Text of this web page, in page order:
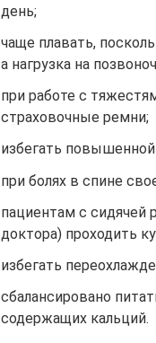
день;
чаще плавать,
а нагрузка на
при работе с
страховочные ремни;
избегать повышенной
при болях в спине
пациентам с сидячей
доктора) проходить
избегать
сбалансировано
содержащих кальций.